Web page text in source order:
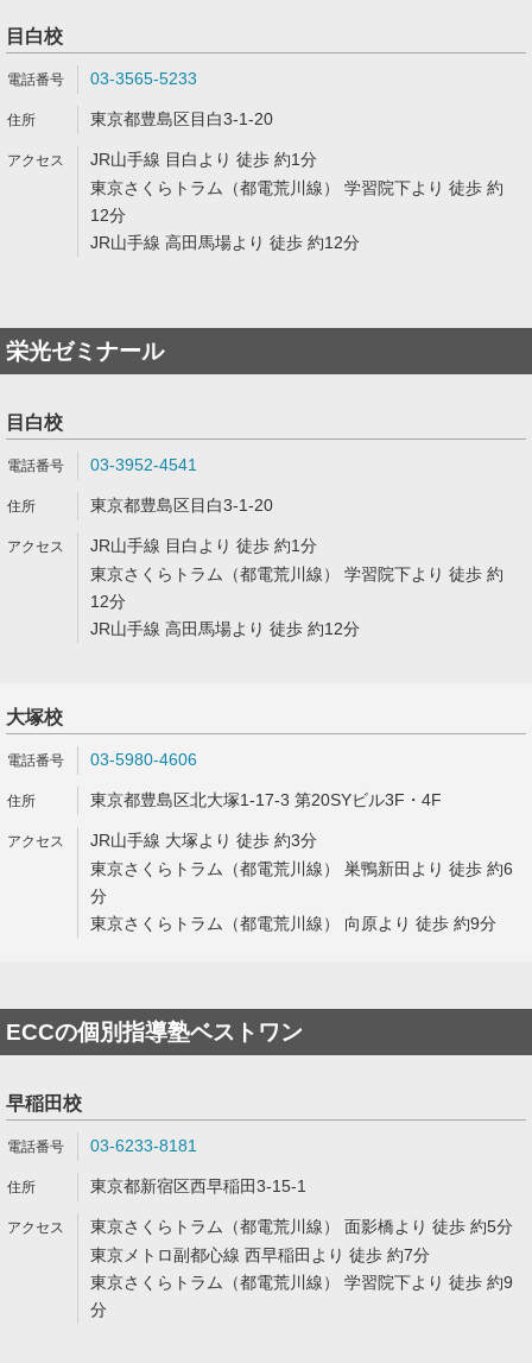
目白校
03-3565-5233
東京都豊島区目白3-1-20
JR山手線 目白より 徒歩 約1分
東京さくらトラム（都電荒川線） 学習院下より 徒歩 約
12分
JR山手線 高田馬場より 徒歩 約12分
栄光ゼミナール
目白校
03-3952-4541
東京都豊島区目白3-1-20
JR山手線 目白より 徒歩 約1分
東京さくらトラム（都電荒川線） 学習院下より 徒歩 約
12分
JR山手線 高田馬場より 徒歩 約12分
大塚校
03-5980-4606
東京都豊島区北大塚1-17-3 第20SYビル3F・4F
JR山手線 大塚より 徒歩 約3分
東京さくらトラム（都電荒川線） 巣鴨新田より 徒歩 約6
分
東京さくらトラム（都電荒川線） 向原より 徒歩 約9分
ECCの個別指導塾ベストワン
早稲田校
03-6233-8181
東京都新宿区西早稲田3-15-1
東京さくらトラム（都電荒川線） 面影橋より 徒歩 約5分
東京メトロ副都心線 西早稲田より 徒歩 約7分
東京さくらトラム（都電荒川線） 学習院下より 徒歩 約9
分